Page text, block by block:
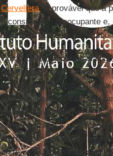
Cervellera. É provável que a
é considerado preocupante
distensão que está se
Como condição para o
diplomáticas comTaiwane a
exposição de março
desconfianças. O
Vaticano
Unidos, enviando mosaicos
para reaproximar as
protestantes. O degelo
entre osEUAe o Vaticanofoi